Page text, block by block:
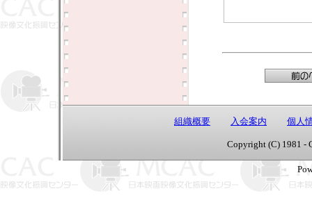
組織概要 入会案内 個人
Copyright (C) 1981 -